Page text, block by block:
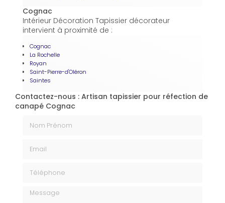
Cognac
Intérieur Décoration Tapissier décorateur
intervient à proximité de :
Cognac
La Rochelle
Royan
Saint-Pierre-d'Oléron
Saintes
Contactez-nous : Artisan tapissier pour réfection de
canapé Cognac
Message